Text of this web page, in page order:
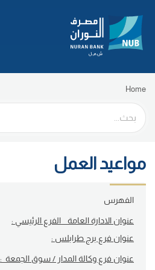
Home
Search
For
مواعيد العمل
الفهرس
عنوان الادارة العامة _ الفرع الرئيسي :
عنوان فرع برج طرابلس :
عنوان فرع وكالة المدار / سوق الجمعة :